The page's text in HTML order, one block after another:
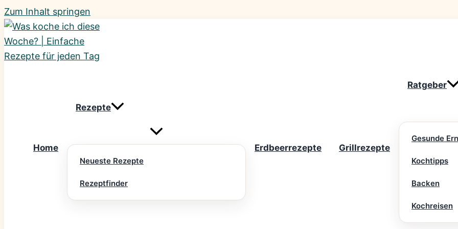
Zum Inhalt springen
Home
Rezepte
Neueste Rezepte
Rezeptfinder
Erdbeerrezepte Grillrezepte
Ratgeber
Gesunde
Kochtipps
Backen
Kochreisen